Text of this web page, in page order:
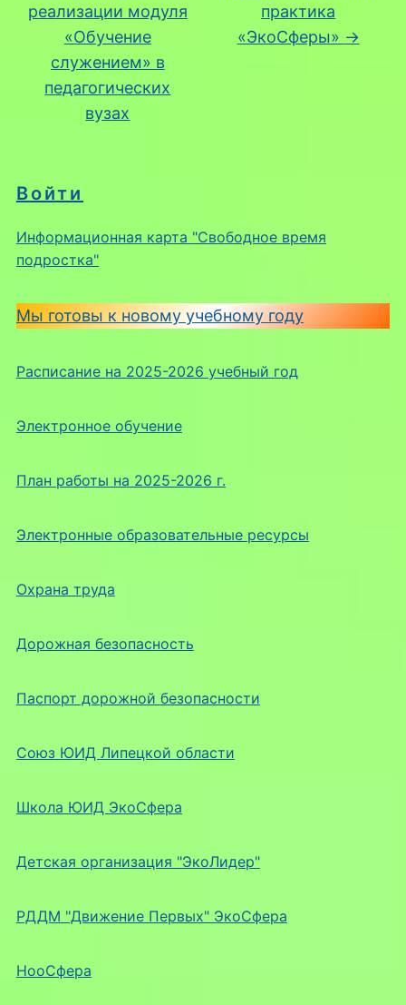
Войти
Информационная карта "Свободное время
подростка"
Мы готовы к новому учебному году
Расписание на 2025-2026 учебный год
Электронное обучение
План работы на 2025-2026 г.
Электронные образовательные ресурсы
Охрана труда
Дорожная безопасность
Паспорт дорожной безопасности
Союз ЮИД Липецкой области
Школа ЮИД ЭкоСфера
Детская организация "ЭкоЛидер"
РДДМ "Движение Первых" ЭкоСфера
НооСфера
реализации модуля
«Обучение
служением» в
педагогических
вузах
практика
«ЭкоСферы» →